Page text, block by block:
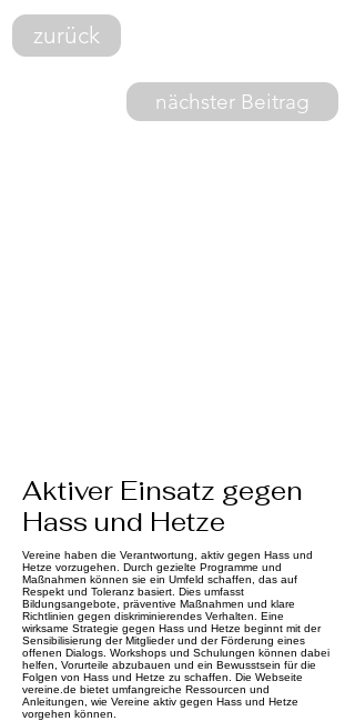
zurück
nächster Beitrag
Aktiver Einsatz gegen
Hass und Hetze
Vereine haben die Verantwortung, aktiv gegen Hass und
Hetze vorzugehen. Durch gezielte Programme und
Maßnahmen können sie ein Umfeld schaffen, das auf
Respekt und Toleranz basiert. Dies umfasst
Bildungsangebote, präventive Maßnahmen und klare
Richtlinien gegen diskriminierendes Verhalten. Eine
wirksame Strategie gegen Hass und Hetze beginnt mit der
Sensibilisierung der Mitglieder und der Förderung eines
offenen Dialogs. Workshops und Schulungen können dabei
helfen, Vorurteile abzubauen und ein Bewusstsein für die
Folgen von Hass und Hetze zu schaffen. Die Webseite
vereine.de bietet umfangreiche Ressourcen und
Anleitungen, wie Vereine aktiv gegen Hass und Hetze
vorgehen können.